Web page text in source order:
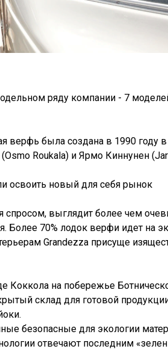
ряду компании - 7
верфь была создана в 1990 году
Roukala) и Ярмо Киннунен
освоить новый для себя рынок
спросом, выглядит более чем
Более 70% лодок верфи идет на
Grandezza присуще
Коккола на побережье
склад для готовой
безопасные для экологии
отвечают последним